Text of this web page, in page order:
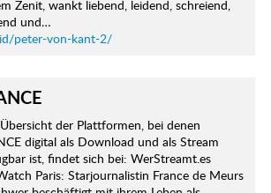
Zenit, wankt liebend, leidend, schreiend,
und…
peter-von-kant-2/
der Plattformen, bei denen
digital als Download und als Stream
ist, findet sich bei: WerStreamt.es
Paris: Starjournalistin France de Meurs